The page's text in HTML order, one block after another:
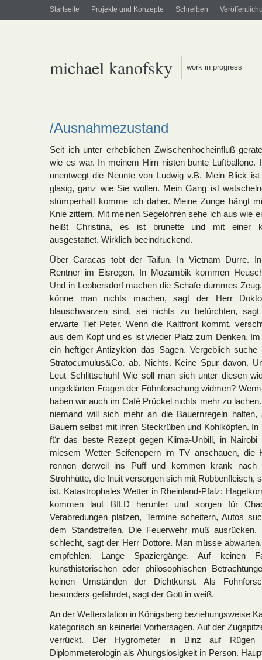
Startseite Projekte und Konzepte Schreiben
michael kanofsky work in progress
/Ausnahmezustand
Seit ich unter erheblichen Zwischenhocheinfluß
wie es war. In meinem Hirn nisten bunte Luftballone.
unentwegt die Neunte von Ludwig v.B. Mein Blick
glasig, ganz wie Sie wollen. Mein Gang ist
stümperhaft komme ich daher. Meine Zunge hängt
Knie zittern. Mit meinen Segelohren sehe ich aus wie
heißt Christina, es ist brunette und mit einer
ausgestattet. Wirklich beeindruckend.
Über Caracas tobt der Taifun. In Vietnam Dürre.
Rentner im Eisregen. In Mozambik kommen
Und in Leobersdorf machen die Schafe dummes
könne man nichts machen, sagt der Herr
blauschwarzen sind, sei nichts zu befürchten,
erwarte Tief Peter. Wenn die Kaltfront kommt,
aus dem Kopf und es ist wieder Platz zum Denken.
ein heftiger Antizyklon das Sagen. Vergeblich
Stratocumulus&Co. ab. Nichts. Keine Spur davon.
Leut Schlittschuh! Wie soll man sich unter diesen
ungeklärten Fragen der Föhnforschung widmen?
haben wir auch im Café Prückel nichts mehr zu
niemand will sich mehr an die Bauernregeln halten,
Bauern selbst mit ihren Steckrüben und Kohlköpfen.
für das beste Rezept gegen Klima-Unbill, in Nairobi
miesem Wetter Seifenopern im TV anschauen, die
rennen derweil ins Puff und kommen krank
Strohhütte, die Inuit versorgen sich mit Robbenfleisch,
ist. Katastrophales Wetter in Rheinland-Pfalz:
kommen laut BILD herunter und sorgen für
Verabredungen platzen, Termine scheitern, Autos
dem Standstreifen. Die Feuerwehr muß
schlecht, sagt der Herr Dottore. Man müsse
empfehlen. Lange Spaziergänge. Auf keinen
kunsthistorischen oder philosophischen
keinen Umständen der Dichtkunst. Als
besonders gefährdet, sagt der Gott in weiß.
An der Wetterstation in Königsberg beziehungsweise
kategorisch an keinerlei Vorhersagen. Auf der
verrückt. Der Hygrometer in Binz auf Rügen
Diplommeterologin als Ahungslosigkeit in Person.